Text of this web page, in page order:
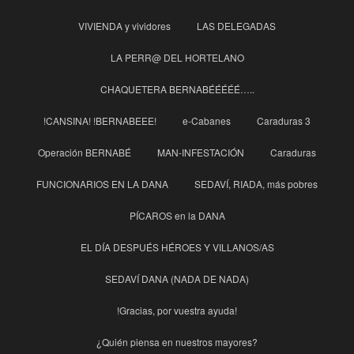
VIVIENDA y vividores LAS DELEGADAS
LA PERR@ DEL HORTELANO
CHAQUETERA BERNABÉÉÉÉÉ…..
!CANSINA! !BERNABEEE! e-Cabanes Caraduras 3
Operación BERNABÉ MAN-INFESTACIÓN Caraduras
FUNCIONARIOS EN LA DANA SEDAVÍ, RIADA, más pobres
PÍCAROS en la DANA
EL DÍA DESPUÉS HÉROES Y VILLANOS/AS
SEDAVÍ DANA (NADA DE NADA)
!Gracias, por vuestra ayuda!
¿Quién piensa en nuestros mayores?